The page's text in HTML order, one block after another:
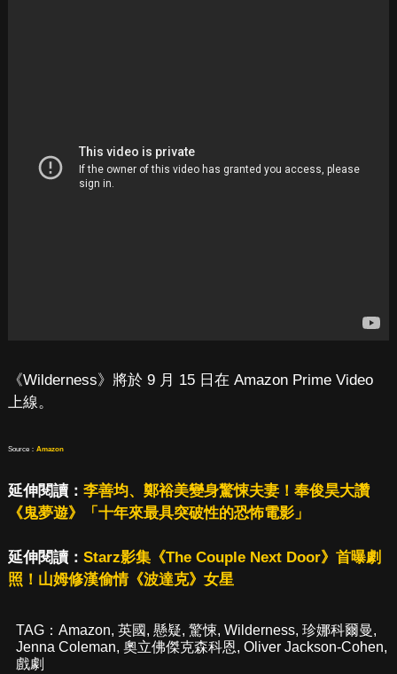
《Wilderness》將於 9 月 15 日在 Amazon Prime Video
上線。
Source： Amazon
延伸閱讀： 李善均、鄭裕美變身驚悚夫妻！奉俊昊大讚
《鬼夢遊》「十年來最具突破性的恐怖電影」
延伸閱讀： Starz影集《The Couple Next Door》首曝劇
照！山姆修漢偷情《波達克》女星
TAG： Amazon, 英國, 懸疑, 驚悚, Wilderness, 珍娜科爾曼,
Jenna Coleman, 奧立佛傑克森科恩, Oliver Jackson-Cohen,
戲劇